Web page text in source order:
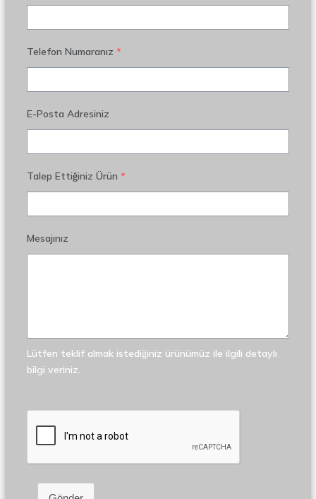
Telefon Numaranız *
E-Posta Adresiniz
Talep Ettiğiniz Ürün *
Mesajınız
Lütfen teklif almak istediğiniz ürünümüz ile ilgili detaylı
bilgi veriniz.